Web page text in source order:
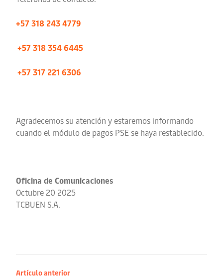
+57 318 243 4779
+57 318 354 6445
+57 317 221 6306
Agradecemos su atención y estaremos informando
cuando el módulo de pagos PSE se haya restablecido.
Oficina de Comunicaciones
Octubre 20 2025
TCBUEN S.A.
Artículo anterior